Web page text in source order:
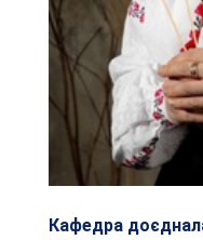
Кафедра